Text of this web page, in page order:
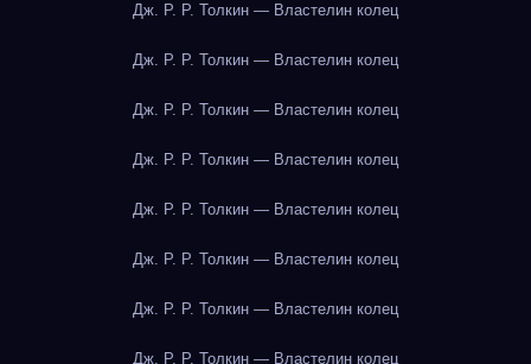
Дж. Р. Р. Толкин — Властелин колец
Дж. Р. Р. Толкин — Властелин колец
Дж. Р. Р. Толкин — Властелин колец
Дж. Р. Р. Толкин — Властелин колец
Дж. Р. Р. Толкин — Властелин колец
Дж. Р. Р. Толкин — Властелин колец
Дж. Р. Р. Толкин — Властелин колец
Дж. Р. Р. Толкин — Властелин колец